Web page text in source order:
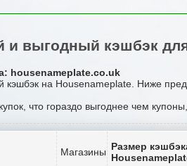
выгодный кэшбэк
housenameplate.co.uk
на Housenameplate. Ниже
что гораздо выгоднее чем
Магазины Размер